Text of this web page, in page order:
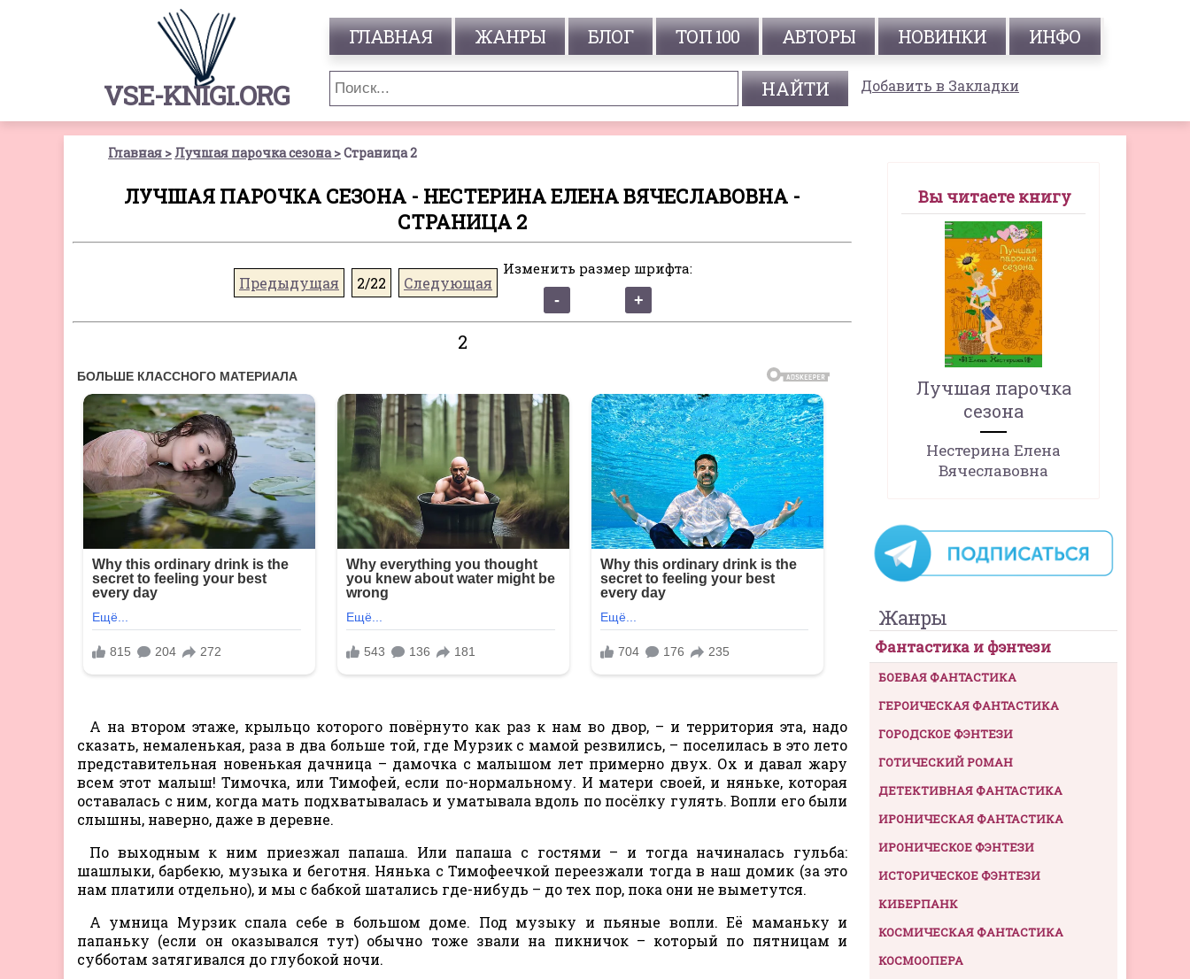
VSE-KNIGI.ORG
ГЛАВНАЯ ЖАНРЫ БЛОГ ТОП 100 АВТОРЫ НОВИНКИ ИНФО
Добавить в Закладки
Главная Лучшая парочка сезона Страница 2
ЛУЧШАЯ ПАРОЧКА СЕЗОНА - НЕСТЕРИНА ЕЛЕНА ВЯЧЕСЛАВОВНА -
СТРАНИЦА 2
Предыдущая 2/22 Следующая
Изменить размер шрифта:
2
А на втором этаже, крыльцо которого повёрнуто как раз к нам во двор, – и территория эта, надо
сказать, немаленькая, раза в два больше той, где Мурзик с мамой резвились, – поселилась в это лето
представительная новенькая дачница – дамочка с малышом лет примерно двух. Ох и давал жару
всем этот малыш! Тимочка, или Тимофей, если по-нормальному. И матери своей, и няньке, которая
оставалась с ним, когда мать подхватывалась и уматывала вдоль по посёлку гулять. Вопли его были
слышны, наверно, даже в деревне.
По выходным к ним приезжал папаша. Или папаша с гостями – и тогда начиналась гульба:
шашлыки, барбекю, музыка и беготня. Нянька с Тимофеечкой переезжали тогда в наш домик (за это
нам платили отдельно), и мы с бабкой шатались где-нибудь – до тех пор, пока они не выметутся.
А умница Мурзик спала себе в большом доме. Под музыку и пьяные вопли. Её маманьку и
папаньку (если он оказывался тут) обычно тоже звали на пикничок – который по пятницам и
субботам затягивался до глубокой ночи.
Вы читаете книгу
Лучшая парочка
сезона
Нестерина Елена
Вячеславовна
Жанры
Фантастика и фэнтези
БОЕВАЯ ФАНТАСТИКА
ГЕРОИЧЕСКАЯ ФАНТАСТИКА
ГОРОДСКОЕ ФЭНТЕЗИ
ГОТИЧЕСКИЙ РОМАН
ДЕТЕКТИВНАЯ ФАНТАСТИКА
ИРОНИЧЕСКАЯ ФАНТАСТИКА
ИРОНИЧЕСКОЕ ФЭНТЕЗИ
ИСТОРИЧЕСКОЕ ФЭНТЕЗИ
КИБЕРПАНК
КОСМИЧЕСКАЯ ФАНТАСТИКА
КОСМООПЕРА